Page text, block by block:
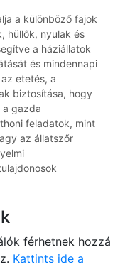
a különböző fajok
hüllők, nyulak és
a háziállatok
és mindennapi
etetés, a
biztosítása, hogy
a gazda
feladatok, mint
az állatszőr
férhetnek hozzá
Kattints ide a